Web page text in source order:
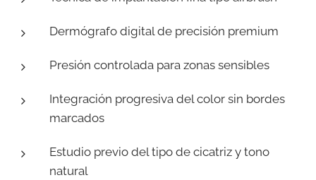
Dermógrafo digital de precisión premium
Presión controlada para zonas sensibles
Integración progresiva del color sin bordes
marcados
Estudio previo del tipo de cicatriz y tono
natural